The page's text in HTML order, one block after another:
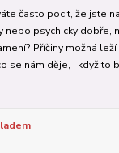
často pocit, že jste
nebo psychicky dobře,
Příčiny možná
se nám děje, i když to